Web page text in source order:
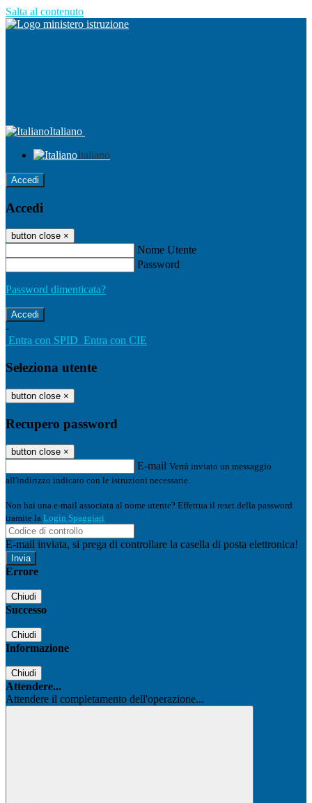
Salta al contenuto
Italiano
Italiano
Accedi
Accedi
button close ×
Nome Utente
Password
Password dimenticata?
-
Entra con SPID Entra con CIE
Seleziona utente
button close ×
Recupero password
button close ×
E-mail Verrà inviato un messaggio
all'indirizzo indicato con le istruzioni necessarie.
Non hai una e-mail associata al nome utente? Effettua il reset della password
tramite la Login Spaggiari
E-mail inviata, si prega di controllare la casella di posta elettronica!
Errore
Chiudi
Successo
Chiudi
Informazione
Chiudi
Attendere...
Attendere il completamento dell'operazione...